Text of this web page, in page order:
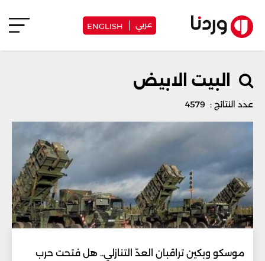
عربي ENGLISH
البيت الابيض
عدد النتائج : 4579
موسكو وبكين تراقبان العدّ التنازلي.. هل فتحت حرب